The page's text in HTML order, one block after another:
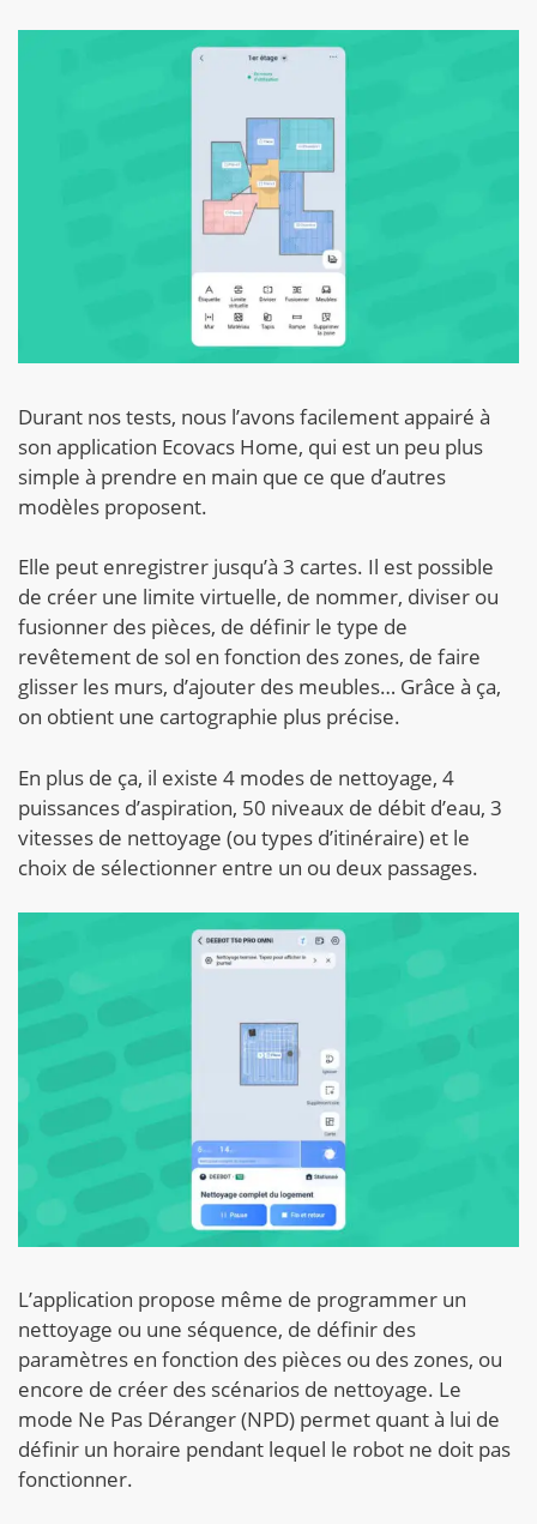
Durant nos tests, nous l’avons facilement appairé à
son application Ecovacs Home, qui est un peu plus
simple à prendre en main que ce que d’autres
modèles proposent.
Elle peut enregistrer jusqu’à 3 cartes. Il est possible
de créer une limite virtuelle, de nommer, diviser ou
fusionner des pièces, de définir le type de
revêtement de sol en fonction des zones, de faire
glisser les murs, d’ajouter des meubles… Grâce à ça,
on obtient une cartographie plus précise.
En plus de ça, il existe 4 modes de nettoyage, 4
puissances d’aspiration, 50 niveaux de débit d’eau, 3
vitesses de nettoyage (ou types d’itinéraire) et le
choix de sélectionner entre un ou deux passages.
L’application propose même de programmer un
nettoyage ou une séquence, de définir des
paramètres en fonction des pièces ou des zones, ou
encore de créer des scénarios de nettoyage. Le
mode Ne Pas Déranger (NPD) permet quant à lui de
définir un horaire pendant lequel le robot ne doit pas
fonctionner.